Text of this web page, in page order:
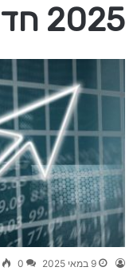
2025 חדשות כלכלה יומי
9 במאי 2025 0